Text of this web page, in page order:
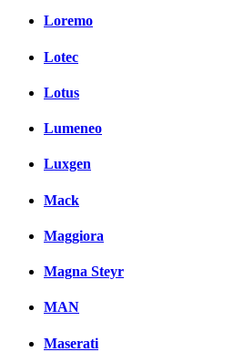
Loremo
Lotec
Lotus
Lumeneo
Luxgen
Mack
Maggiora
Magna Steyr
MAN
Maserati